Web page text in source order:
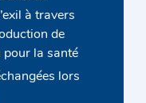
à travers
de
pour la santé
lors